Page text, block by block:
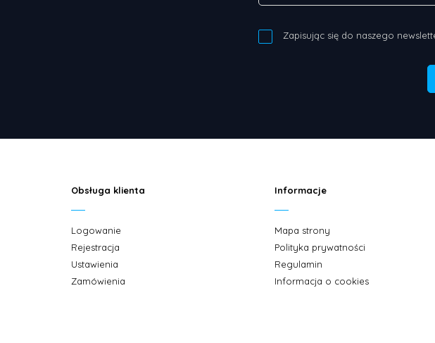
Zapisując się do naszego
Obsługa klienta
Logowanie
Rejestracja
Ustawienia
Zamówienia
Informacje
Mapa strony
Polityka prywatności
Regulamin
Informacja o cookies